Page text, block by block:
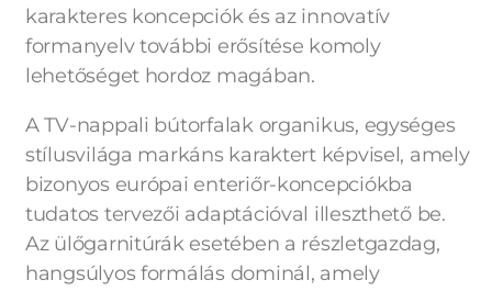
karakteres koncepciók és az innovatív
formanyelv további erősítése komoly
lehetőséget hordoz magában.
A TV-nappali bútorfalak organikus, egységes
stílusvilága markáns karaktert képvisel, amely
bizonyos európai enteriőr-koncepciókba
tudatos tervezői adaptációval illeszthető be.
Az ülőgarnitúrák esetében a részletgazdag,
hangsúlyos formálás dominál, amely